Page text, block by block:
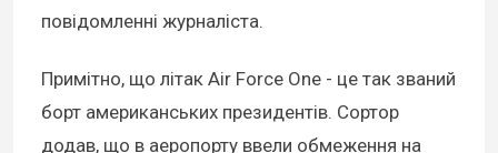
повідомленні журналіста.
Примітно, що літак Air Force One - це так званий
борт американських президентів. Сортор
додав, що в аеропорту ввели обмеження на